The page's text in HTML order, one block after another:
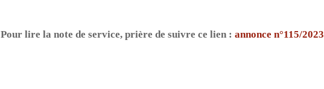
Pour lire la note de service, prière de suivre ce lien :annonce n°115/2023